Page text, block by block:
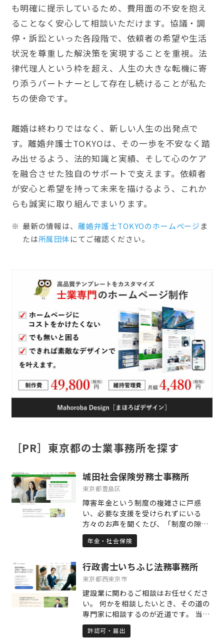
も明確に提示しているため、費用面の不安を抱え
ることなく安心して相談いただけます。協議・調
停・訴訟といった各段階で、依頼者の希望や生活
状況を尊重した解決策を実現することを重視。法
律代理人という枠を超え、人生の大きな転機に寄
り添うパートナーとして存在し続けることが私た
ちの使命です。
離婚は終わりではなく、新しい人生の出発点で
す。離婚弁護士TOKYOは、その一歩を不安なく踏
み出せるよう、法的知識と実績、そして心のケア
を融合させた独自のサポートで支えます。依頼者
が安心と希望を持って未来を描けるよう、これか
らも誠実に取り組んでまいります。
最新の情報は、 離婚弁護士TOKYOのホームぺージ ま
たは所属団体にてご確認ください。
［PR］東京都の士業事務所を探す
城田社会保険労務士事務所
東京都豊島区
障害年金という制度の複雑さに戸惑
い、必要な支援を受けられずにいる
方々のお声を聞くたび、「制度の隙間
に取り残される人をひとりにしない」
という想いを新たにしています。障害
の制度が絡む専門的な手続きであり、
書類やルールに正確に向き合いつつ、
す。だからこそ私は、単に形式に則っ
た申請支援にとどまらず、ご相談者お
一人おひとりの歩まれてきた道のりと
現在の生活に真正面から耳を傾け、そ
年金・社会保険
行政書士いちふじ法務事務所
東京都西東京市
建設業に関わるご相談はお任せくださ
い。 何かを相談したいとき、その道の
専門家に相談するのが近道です。 当事
務所は建設業に特化した業務をしてい
ます。さらに建設業界で多くの経験を
許認可・届出